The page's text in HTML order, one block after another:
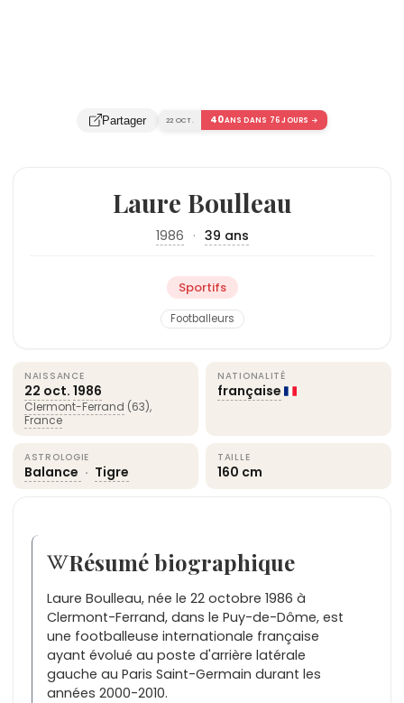
Partager 22 OCT. 40ANS DANS 76 JOURS →
Laure Boulleau
1986 · 39 ans
Sportifs
Footballeurs
NAISSANCE
22 oct. 1986
Clermont-Ferrand (63),
France
NATIONALITÉ
française
ASTROLOGIE
Balance · Tigre
TAILLE
160 cm
Résumé biographique
Laure Boulleau, née le 22 octobre 1986 à
Clermont-Ferrand, dans le Puy-de-Dôme, est
une footballeuse internationale française
ayant évolué au poste d'arrière latérale
gauche au Paris Saint-Germain durant les
années 2000-2010.